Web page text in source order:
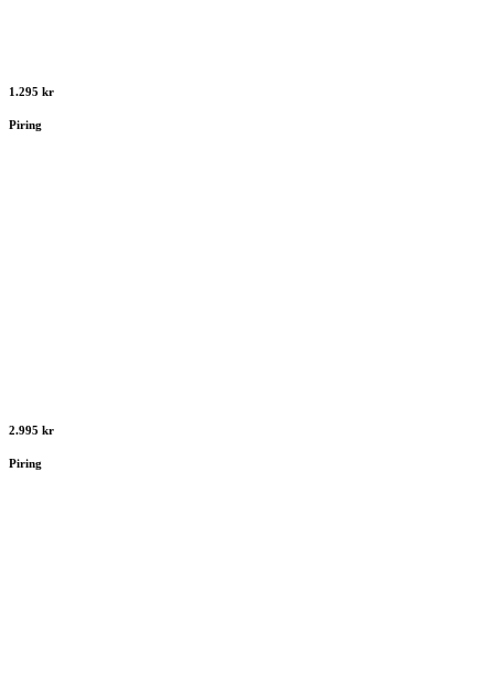
1.295 kr
Piring
2.995 kr
Piring